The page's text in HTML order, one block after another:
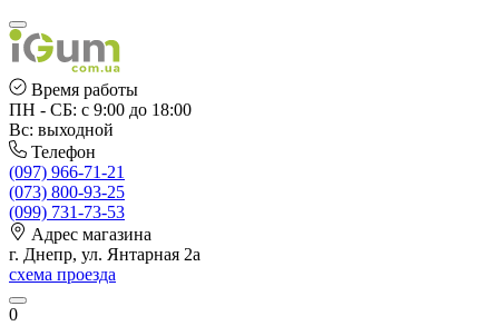
Время работы
ПН - СБ: с 9:00 до 18:00
Вс: выходной
Телефон
(097) 966-71-21
(073) 800-93-25
(099) 731-73-53
Адрес магазина
г. Днепр, ул. Янтарная 2а
схема проезда
0